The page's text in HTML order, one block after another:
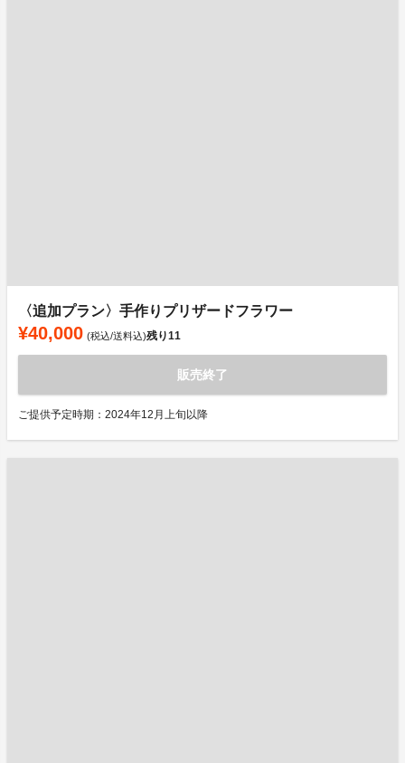
〈追加プラン〉手作りプリザードフラワー
¥40,000 (税込/送料込)残り11
販売終了
ご提供予定時期：2024年12月上旬以降